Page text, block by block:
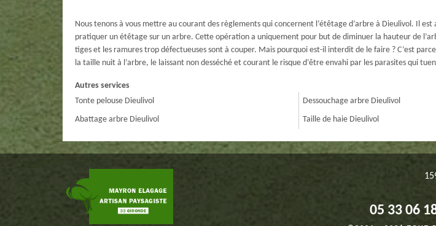
Nous tenons à vous mettre au courant des règlements qui concernent l’étêtage d’arbre à Dieulivol. Il
pratiquer un étêtage sur un arbre. Cette opération a uniquement pour but de diminuer la hauteur de
tiges et les ramures trop défectueuses sont à couper. Mais pourquoi est-il interdit de le faire ? C’est
la taille nuit à l’arbre, le laissant non desséché et courant le risque d’être envahi par les parasites qui
Autres services
Tonte pelouse Dieulivol
Abattage arbre Dieulivol
Dessouchage arbre Dieulivol
Taille de haie Dieulivol
05 33 06